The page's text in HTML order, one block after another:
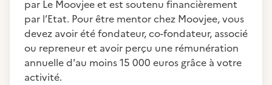
par Le Moovjee et est soutenu financièrement
par l’Etat. Pour être mentor chez Moovjee, vous
devez avoir été fondateur, co-fondateur, associé
ou repreneur et avoir perçu une rémunération
annuelle d'au moins 15 000 euros grâce à votre
activité.